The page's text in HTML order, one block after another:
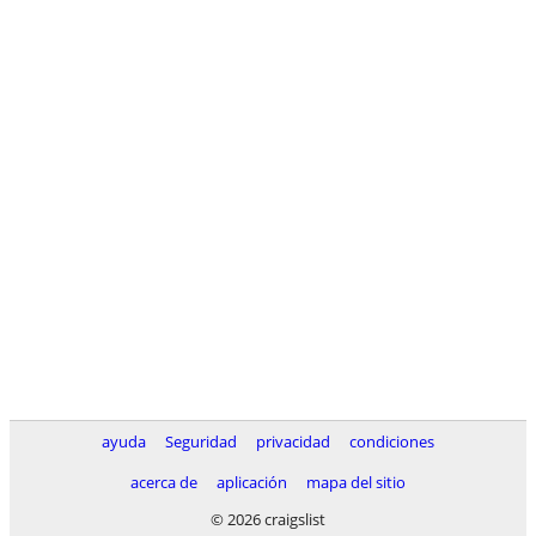
ayuda Seguridad privacidad
condiciones
acerca de
aplicación
mapa del sitio
© 2026 craigslist